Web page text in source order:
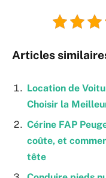
Articles
Location de
Choisir la
Cérine FAP
coûte, et
tête